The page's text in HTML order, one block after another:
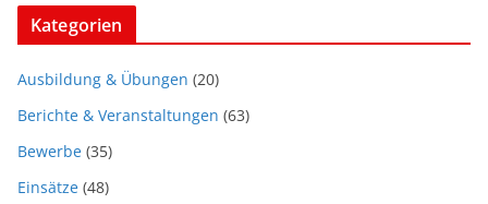
Kategorien
Ausbildung & Übungen (20)
Berichte & Veranstaltungen (63)
Bewerbe (35)
Einsätze (48)